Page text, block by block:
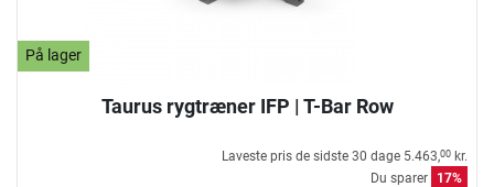
På lager
Taurus rygtræner IFP | T-Bar Row
Laveste pris de sidste 30 dage 5.463,00 kr.
Du sparer
17%